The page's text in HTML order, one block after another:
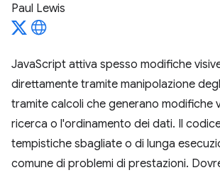
Paul Lewis
JavaScript attiva spesso modifiche
direttamente tramite manipolazione
tramite calcoli che generano modifiche
ricerca o l'ordinamento dei dati. Il
tempistiche sbagliate o di lunga
comune di problemi di prestazioni.